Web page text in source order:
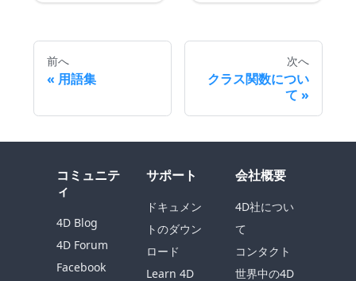
前へ
用語集
次へ
クラス関数につい
て
コミュニテ
ィ
4D Blog
4D Forum
Facebook
サポート
ドキュメン
トのダウン
ロード
Learn 4D
会社概要
4D社につい
て
コンタクト
世界中の4D